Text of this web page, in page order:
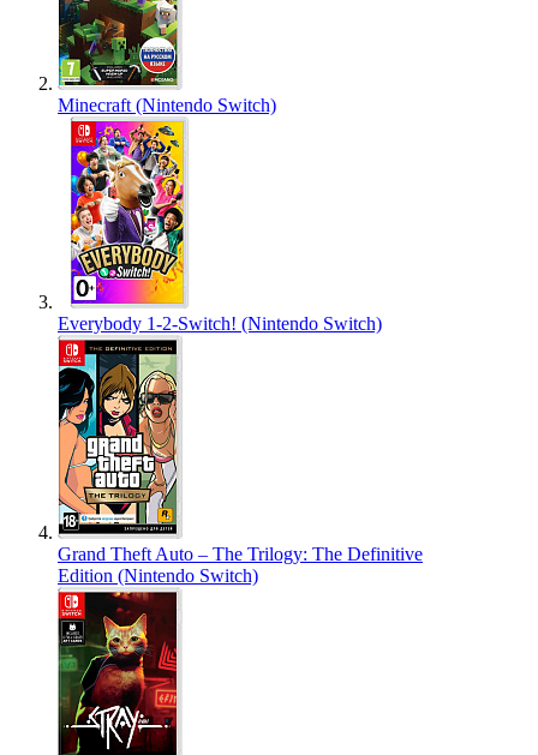
Minecraft (Nintendo Switch)
Everybody 1-2-Switch! (Nintendo Switch)
Grand Theft Auto – The Trilogy: The Definitive
Edition (Nintendo Switch)